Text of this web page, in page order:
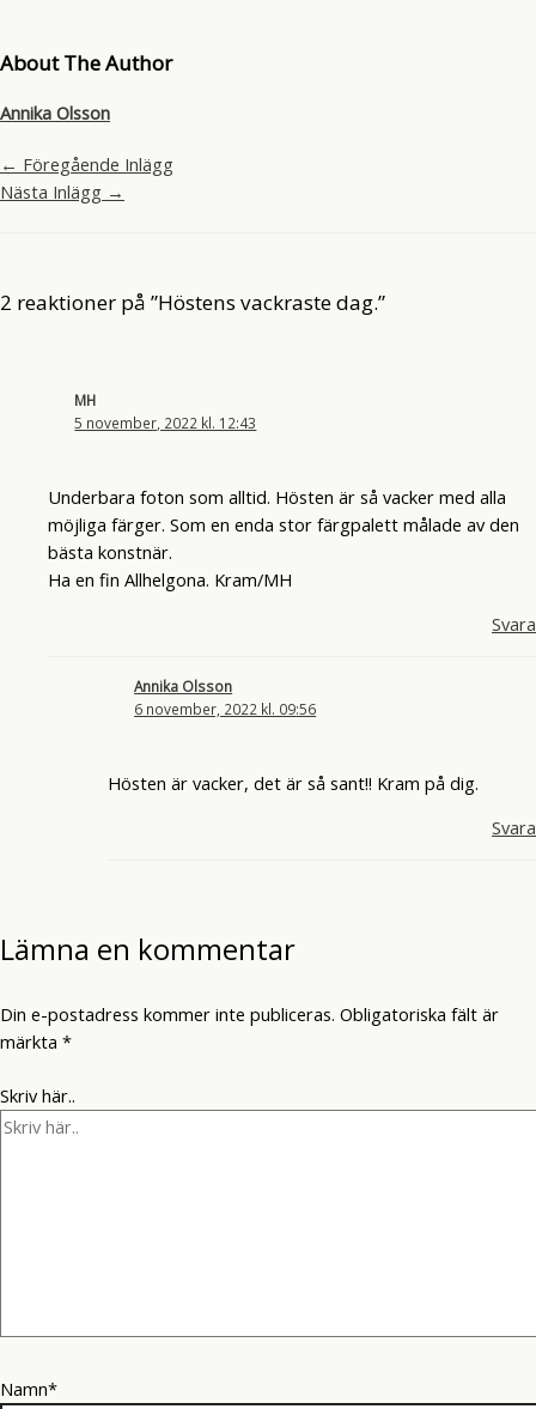
About The Author
Annika Olsson
← Föregående Inlägg
Nästa Inlägg →
2 reaktioner på ”Höstens vackraste dag.”
MH
5 november, 2022 kl. 12:43
Underbara foton som alltid. Hösten är så vacker med alla
möjliga färger. Som en enda stor färgpalett målade av den
bästa konstnär.
Ha en fin Allhelgona. Kram/MH
Svara
Annika Olsson
6 november, 2022 kl. 09:56
Hösten är vacker, det är så sant!! Kram på dig.
Svara
Lämna en kommentar
Din e-postadress kommer inte publiceras. Obligatoriska fält är
märkta *
Skriv här..
Namn*